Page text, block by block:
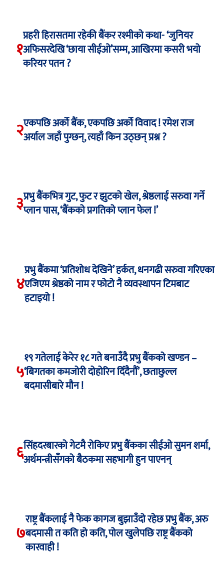
१
प्रहरी हिरासतमा रहेकी बैंकर रश्मीको कथा- ‘जुनियर
अफिसरदेखि ‘छाया सीईओ’सम्म, आखिरमा कसरी भयो
करियर पतन ?
२एकपछि अर्को बैंक, एकपछि अर्को विवाद ! रमेश राज
अर्याल जहाँ पुग्छन्, त्यहाँ किन उठ्छन् प्रश्न ?
३प्रभु बैंकभित्र गुट, फुट र झुटको खेल, श्रेष्ठलाई सरुवा गर्ने
प्लान पास, ‘बैंकको प्रगतिको प्लान फेल !’
४
प्रभु बैंकमा ‘प्रतिशोध देखिने’ हर्कत, धनगढी सरुवा गरिएका
एजिएम श्रेष्ठको नाम र फोटो नै व्यवस्थापन टिमबाट
हटाइयो !
५
१९ गतेलाई केरेर १८ गते बनाउँदै प्रभु बैंकको खण्डन –
‘बिगतका कमजोरी दोहोरिन दिँदैनौं’, छताछुल्ल
बदमासीबारे मौन !
६सिंहदरबारको गेटमै रोकिए प्रभु बैंकका सीईओ सुमन शर्मा,
अर्थमन्त्रीसँगको बैठकमा सहभागी हुन पाएनन्
७
राष्ट्र बैंकलाई नै फेक कागज बुझाउँदो रहेछ प्रभु बैंक, अरु
बदमासी त कति हो कति, पोल खुलेपछि राष्ट्र बैंकको
कारवाही !